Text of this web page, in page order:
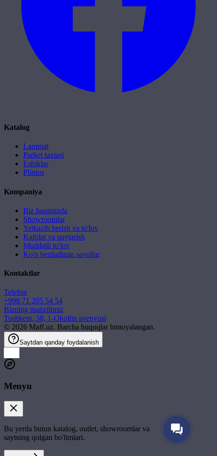
Katalog
Laminat
Parket taxtasi
Eshiklar
Plintus
Kompaniya
Biz haqimizda
Showroomlar
Yetkazib berish va to'lov
Kafolat va qaytarish
Muddatli to'lov
Ko'p beriladigan savollar
Kontaktlar
Telefon
+998 71 205 54 54
Bizning manzilimiz
Toshkent, 38, 1-Okoltin avenyusi
© 2026 Maff.uz. Barcha huquqlar himoyalangan.
Saytdan qanday foydalanish
Menyu
Bu yerda butun katalog, outlet, showroomlar va
saytning qolgan bo'limlari.